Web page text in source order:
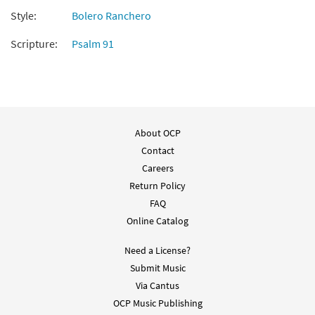
Style:
Bolero Ranchero
Scripture:
Psalm 91
About OCP
Contact
Careers
Return Policy
FAQ
Online Catalog
Need a License?
Submit Music
Via Cantus
OCP Music Publishing